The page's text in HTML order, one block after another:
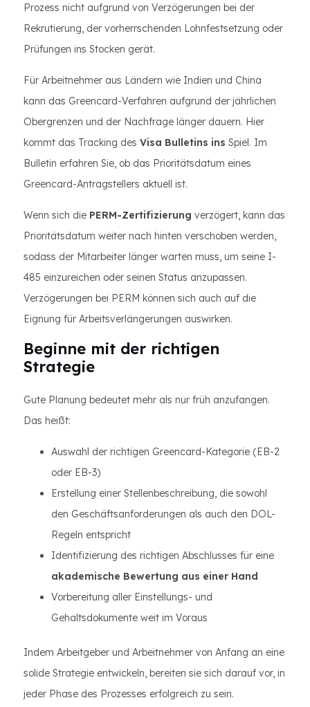
Prozess nicht aufgrund von Verzögerungen bei der
Rekrutierung, der vorherrschenden Lohnfestsetzung oder
Prüfungen ins Stocken gerät.
Für Arbeitnehmer aus Ländern wie Indien und China
kann das Greencard-Verfahren aufgrund der jährlichen
Obergrenzen und der Nachfrage länger dauern. Hier
kommt das Tracking des Visa Bulletins ins Spiel. Im
Bulletin erfahren Sie, ob das Prioritätsdatum eines
Greencard-Antragstellers aktuell ist.
Wenn sich die PERM-Zertifizierung verzögert, kann das
Prioritätsdatum weiter nach hinten verschoben werden,
sodass der Mitarbeiter länger warten muss, um seine I-
485 einzureichen oder seinen Status anzupassen.
Verzögerungen bei PERM können sich auch auf die
Eignung für Arbeitsverlängerungen auswirken.
Beginne mit der richtigen
Strategie
Gute Planung bedeutet mehr als nur früh anzufangen.
Das heißt:
Auswahl der richtigen Greencard-Kategorie (EB-2
oder EB-3)
Erstellung einer Stellenbeschreibung, die sowohl
den Geschäftsanforderungen als auch den DOL-
Regeln entspricht
Identifizierung des richtigen Abschlusses für eine
akademische Bewertung aus einer Hand
Vorbereitung aller Einstellungs- und
Gehaltsdokumente weit im Voraus
Indem Arbeitgeber und Arbeitnehmer von Anfang an eine
solide Strategie entwickeln, bereiten sie sich darauf vor, in
jeder Phase des Prozesses erfolgreich zu sein.